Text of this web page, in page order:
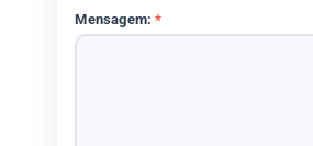
Mensagem:*